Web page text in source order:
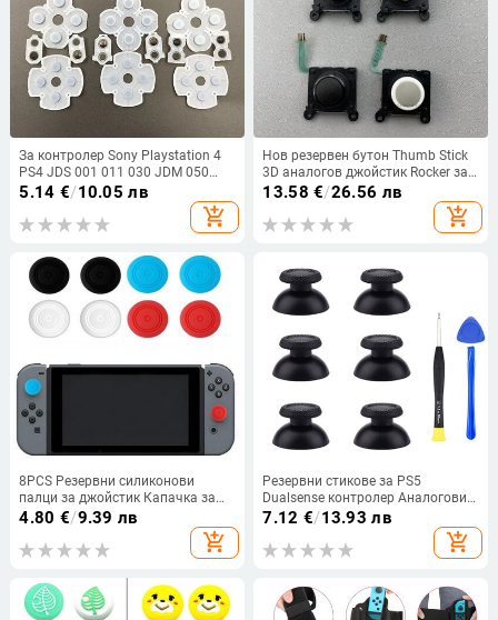
За контролер Sony Playstation 4
PS4 JDS 001 011 030 JDM 050
055 Проводими силиконови
гумени подложки за бутони
Dualshock 4 L2 R2
5.14 €/10.05 лв
add_shopping_cart
Нов резервен бутон Thumb Stick
3D аналогов джойстик Rocker за
PS Vita PSVITA PSV 2000 черно-
13.58 €/26.56 лв
add_shopping_cart
8PCS Резервни силиконови
палци за джойстик Капачка за
капачка за Nintend Switch
Контролер Защита силиконови
капачки за стик за Joycon
4.80 €/9.39 лв
add_shopping_cart
Резервни стикове за PS5
Dualsense контролер Аналогови
стикове за ръкохватки Части за
захващане Отвертка Комплект за
ремонт Аксесоар
7.12 €/13.93 лв
add_shopping_cart